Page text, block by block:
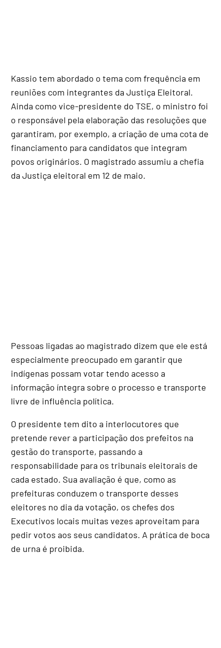
Kassio tem abordado o tema com frequência em
reuniões com integrantes da Justiça Eleitoral.
Ainda como vice-presidente do TSE, o ministro foi
o responsável pela elaboração das resoluções que
garantiram, por exemplo, a criação de uma cota de
financiamento para candidatos que integram
povos originários. O magistrado assumiu a chefia
da Justiça eleitoral em 12 de maio.
Pessoas ligadas ao magistrado dizem que ele está
especialmente preocupado em garantir que
indígenas possam votar tendo acesso a
informação íntegra sobre o processo e transporte
livre de influência política.
O presidente tem dito a interlocutores que
pretende rever a participação dos prefeitos na
gestão do transporte, passando a
responsabilidade para os tribunais eleitorais de
cada estado. Sua avaliação é que, como as
prefeituras conduzem o transporte desses
eleitores no dia da votação, os chefes dos
Executivos locais muitas vezes aproveitam para
pedir votos aos seus candidatos. A prática de boca
de urna é proibida.